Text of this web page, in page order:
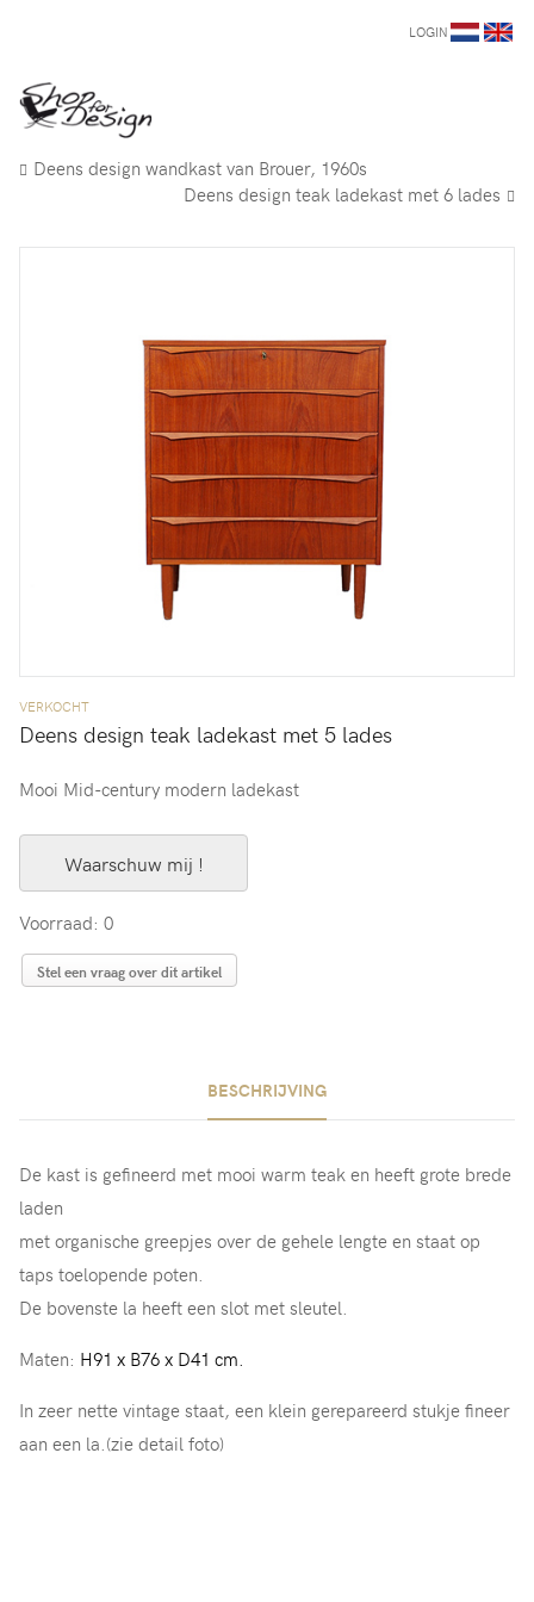
LOGIN
Deens design wandkast van Brouer, 1960s
Deens design teak ladekast met 6 lades
VERKOCHT
Deens design teak ladekast met 5 lades
Mooi Mid-century modern ladekast
Waarschuw mij !
Voorraad: 0
Stel een vraag over dit artikel
BESCHRIJVING
De kast is gefineerd met mooi warm teak en heeft grote brede
laden
met organische greepjes over de gehele lengte en staat op
taps toelopende poten.
De bovenste la heeft een slot met sleutel.
Maten: H91 x B76 x D41 cm.
In zeer nette vintage staat, een klein gerepareerd stukje fineer
aan een la.(zie detail foto)